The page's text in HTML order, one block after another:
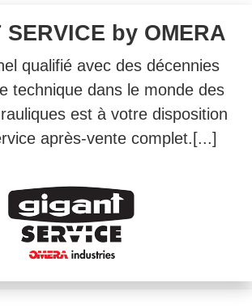
SERVICE by OMERA
qualifié avec des décennies
technique dans le monde des
est à votre disposition
après-vente complet.[...]